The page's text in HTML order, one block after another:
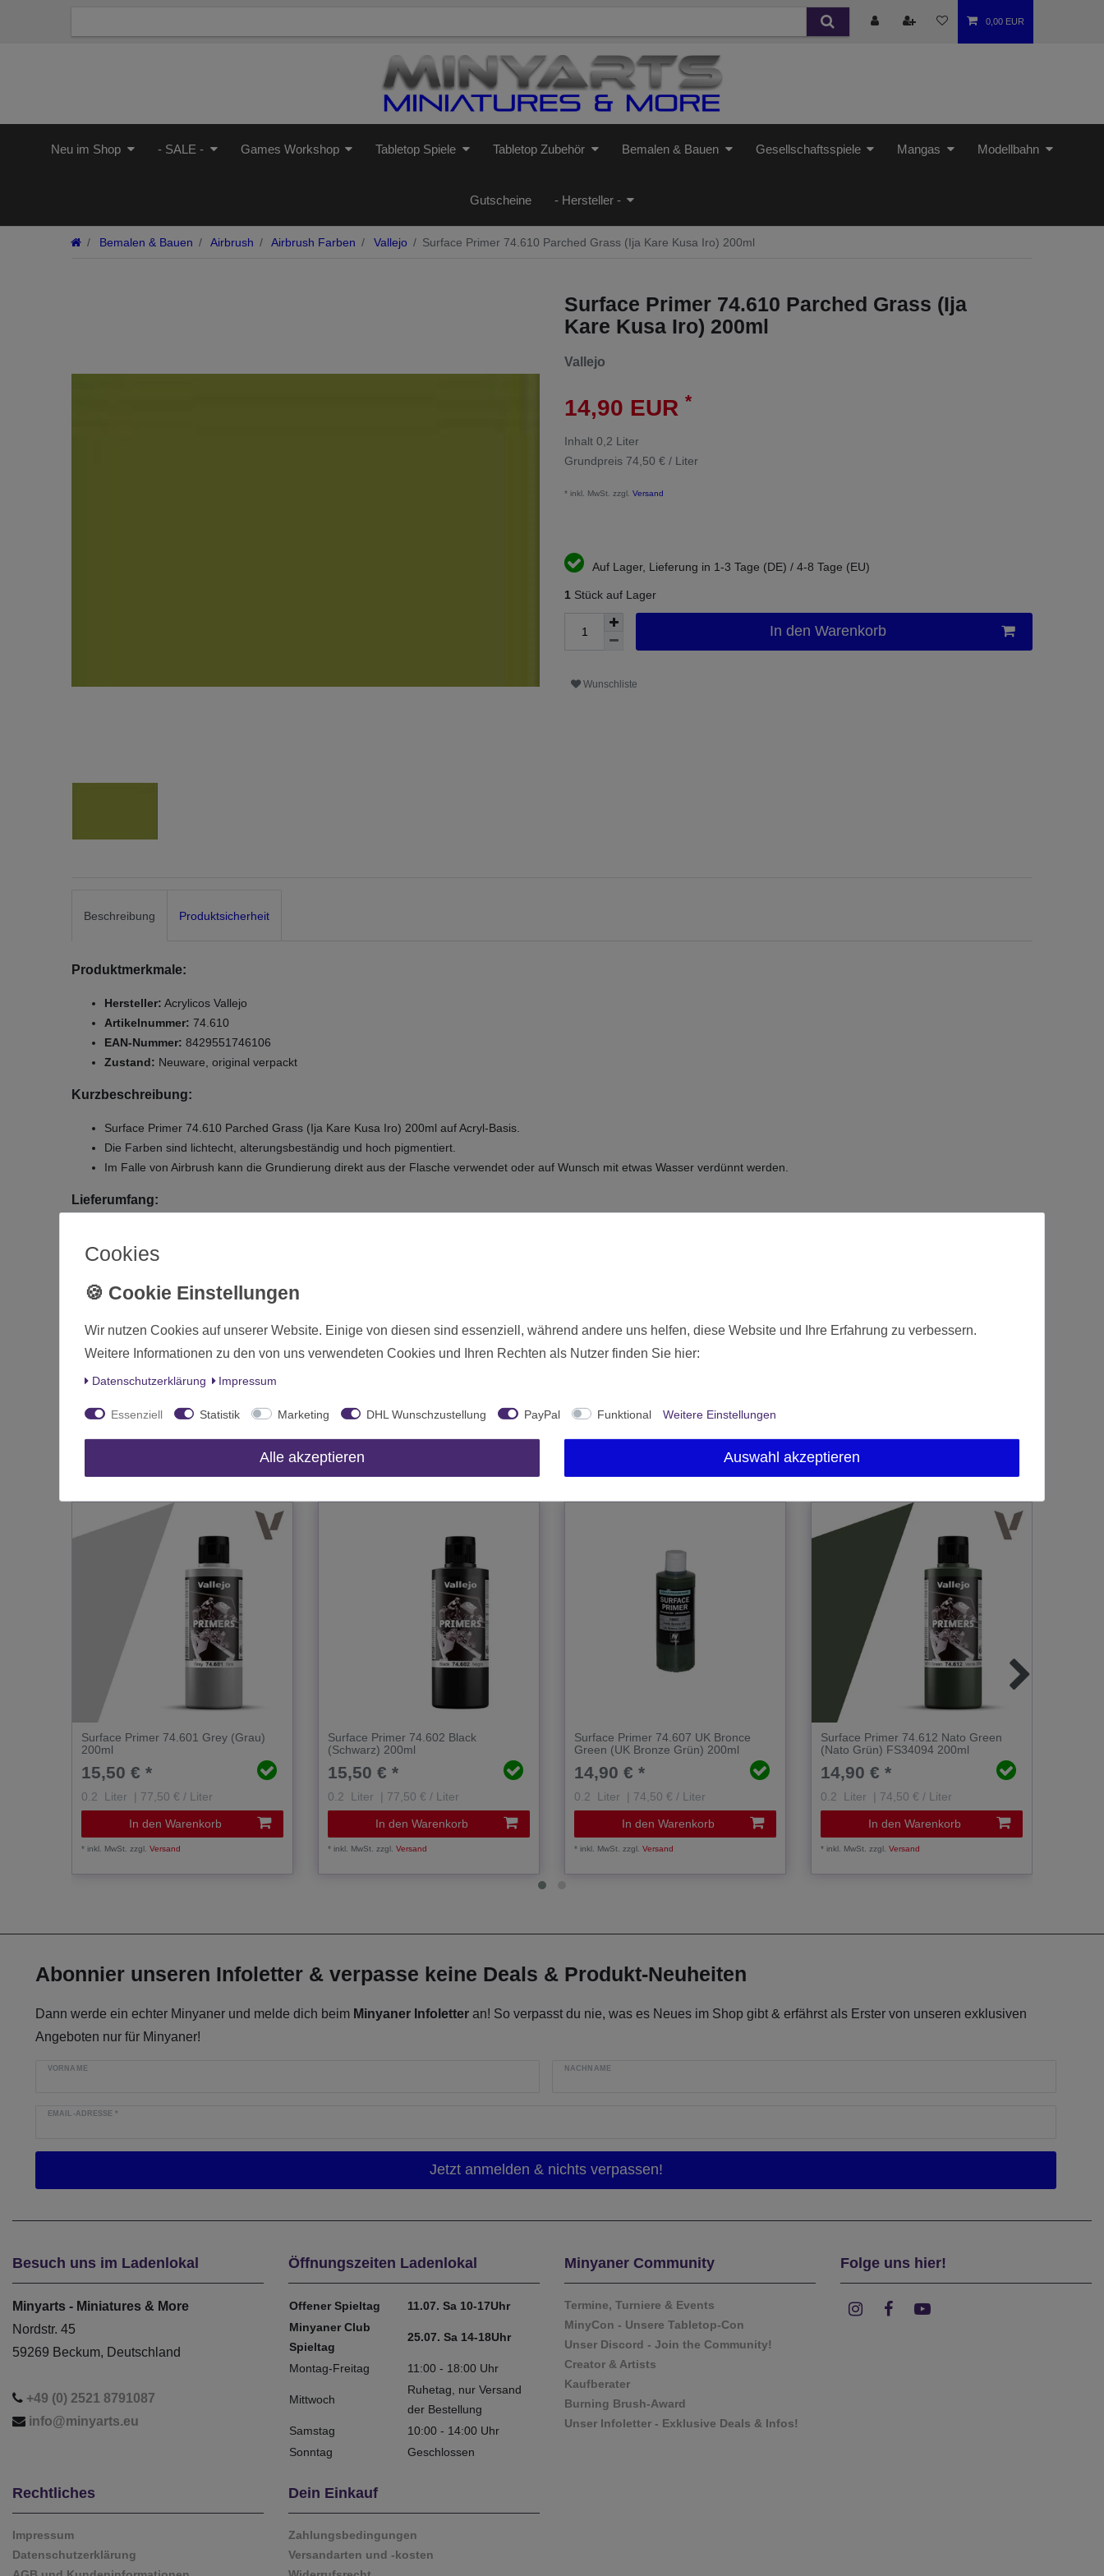
0,00 EUR
Neu im Shop - SALE - Games Workshop Tabletop Spiele Tabletop Zubehör Bemalen & Bauen Gesellschaftsspiele Mangas Modellbahn
Gutscheine - Hersteller -
Bemalen & Bauen Airbrush Airbrush Farben Vallejo Surface Primer 74.610 Parched Grass (Ija Kare Kusa Iro) 200ml
Surface Primer 74.610 Parched Grass (Ija
Kare Kusa Iro) 200ml
Vallejo
14,90 EUR *
Inhalt 0,2 Liter
Grundpreis 74,50 € / Liter
* inkl. MwSt. zzgl. Versand
Auf Lager, Lieferung in 1-3 Tage (DE) / 4-8 Tage (EU)
1 Stück auf Lager
In den Warenkorb
Wunschliste
Beschreibung Produktsicherheit
Produktmerkmale:
Hersteller: Acrylicos Vallejo
Artikelnummer: 74.610
EAN-Nummer: 8429551746106
Zustand: Neuware, original verpackt
Kurzbeschreibung:
Surface Primer 74.610 Parched Grass (Ija Kare Kusa Iro) 200ml auf Acryl-Basis.
Die Farben sind lichtecht, alterungsbeständig und hoch pigmentiert.
Im Falle von Airbrush kann die Grundierung direkt aus der Flasche verwendet oder auf Wunsch mit etwas Wasser verdünnt werden.
Lieferumfang:
Zustand
Inhalt 0.2 Liter
Das passt zu diesem Produkt:
Surface Primer 74.601 Grey (Grau)
200ml
15,50 € *
0.2 Liter | 77,50 € / Liter
In den Warenkorb
*inkl. MwSt. zzgl.Versand
Surface Primer 74.602 Black
(Schwarz) 200ml
15,50 € *
0.2 Liter | 77,50 € / Liter
In den Warenkorb
*inkl. MwSt. zzgl.Versand
Surface Primer 74.607 UK Bronce
Green (UK Bronze Grün) 200ml
14,90 € *
0.2 Liter | 74,50 € / Liter
In den Warenkorb
*inkl. MwSt. zzgl.Versand
Surface Primer 74.612 Nato Green
(Nato Grün) FS34094 200ml
14,90 € *
0.2 Liter | 74,50 € / Liter
In den Warenkorb
*inkl. MwSt. zzgl.Versand
Abonnier unseren Infoletter & verpasse keine Deals & Produkt-Neuheiten
Dann werde ein echter Minyaner und melde dich beim Minyaner Infoletter an! So verpasst du nie, was es Neues im Shop gibt & erfährst als Erster von unseren exklusiven
Angeboten nur für Minyaner!
VORNAME NACHNAME
EMAIL-ADRESSE*
Besuch uns im Ladenlokal
Minyarts - Miniatures & More
Nordstr. 45
59269 Beckum, Deutschland
+49 (0) 2521 8791087
info@minyarts.eu
Öffnungszeiten Ladenlokal
Offener Spieltag
11.07. Sa 10-17Uhr
Minyaner Club
Spieltag
25.07. Sa 14-18Uhr
Montag-Freitag 11:00 - 18:00 Uhr
Mittwoch
Ruhetag, nur Versand
der Bestellung
Samstag
10:00 - 14:00 Uhr
Sonntag
Geschlossen
Minyaner Community
Termine, Turniere & Events
MinyCon - Unsere Tabletop-Con
Unser Discord - Join the Community!
Creator & Artists
Kaufberater
Burning Brush-Award
Unser Infoletter - Exklusive Deals & Infos!
Folge uns hier!
Rechtliches
Impressum
Datenschutzerklärung
Dein Einkauf
Zahlungsbedingungen
Versandarten und -kosten
Cookies
Wir nutzen Cookies auf unserer Website. Einige von diesen sind essenziell, während andere uns helfen, diese Website und Ihre Erfahrung zu verbessern.
Weitere Informationen zu den von uns verwendeten Cookies und Ihren Rechten als Nutzer finden Sie hier:
Daten­schutz­erklärung Impressum
Essenziell Statistik Marketing DHL Wunschzustellung PayPal Funktional Weitere Einstellungen
Alle akzeptieren Auswahl akzeptieren